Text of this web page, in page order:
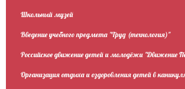
Школьный музей
Введение учебного предмета "Труд (технология)"
Российское движение детей и молодёжи "Движение
Организация отдыха и оздоровления детей в